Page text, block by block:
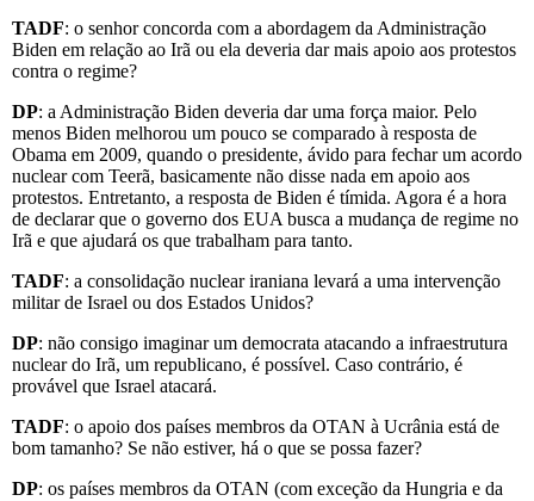
TADF: o senhor concorda com a abordagem da Administração
Biden em relação ao Irã ou ela deveria dar mais apoio aos protestos
contra o regime?
DP: a Administração Biden deveria dar uma força maior. Pelo
menos Biden melhorou um pouco se comparado à resposta de
Obama em 2009, quando o presidente, ávido para fechar um acordo
nuclear com Teerã, basicamente não disse nada em apoio aos
protestos. Entretanto, a resposta de Biden é tímida. Agora é a hora
de declarar que o governo dos EUA busca a mudança de regime no
Irã e que ajudará os que trabalham para tanto.
TADF: a consolidação nuclear iraniana levará a uma intervenção
militar de Israel ou dos Estados Unidos?
DP: não consigo imaginar um democrata atacando a infraestrutura
nuclear do Irã, um republicano, é possível. Caso contrário, é
provável que Israel atacará.
TADF: o apoio dos países membros da OTAN à Ucrânia está de
bom tamanho? Se não estiver, há o que se possa fazer?
DP: os países membros da OTAN (com exceção da Hungria e da